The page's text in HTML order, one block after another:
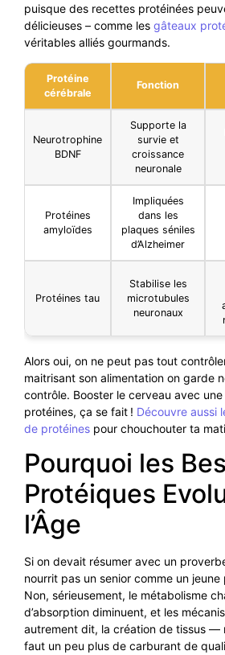
puisque des recettes protéinées
délicieuses – comme les gâteaux
véritables alliés gourmands.
Protéine
cérébrale
Fonction
Neurotrophine
BDNF
Supporte la
survie et
croissance
neuronale
Protéines
amyloïdes
Impliquées
dans les
plaques séniles
d’Alzheimer
Protéines tau
Stabilise les
microtubules
neuronaux
Alors oui, on ne peut pas tout
maitrisant son alimentation on garde
contrôle. Booster le cerveau avec
protéines, ça se fait ! Découvre aussi
de protéines pour chouchouter ta
Pourquoi les
Protéiques
l’Âge
Si on devait résumer avec un
nourrit pas un senior comme un
Non, sérieusement, le métabolisme
d’absorption diminuent, et les
autrement dit, la création de tissus —
faut un peu plus de carburant de